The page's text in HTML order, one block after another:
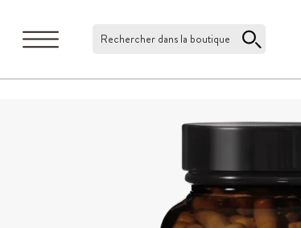
Rechercher dans la boutique